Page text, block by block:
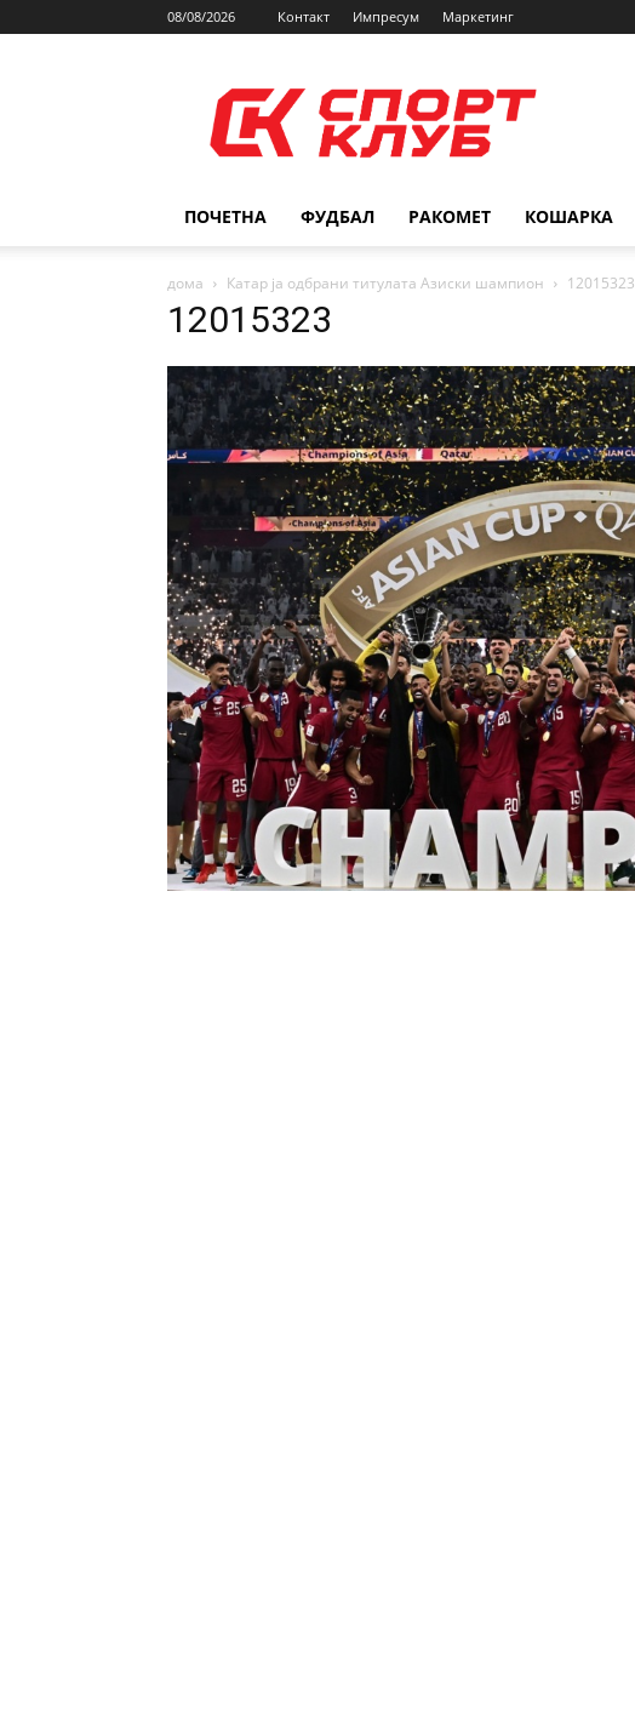
08/08/2026 Контакт Импресум Маркетинг
ПОЧЕТНА ФУДБАЛ РАКОМЕТ КОШАРКА
дома Катар ја одбрани титулата Азиски шампион 12015323
12015323